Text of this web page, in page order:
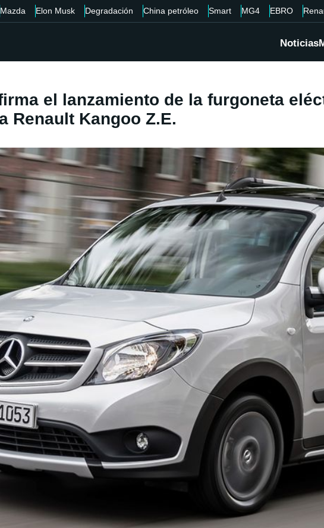
Mazda Elon Musk Degradación China petróleo Smart MG4 EBRO
Noticias
el lanzamiento de la furgoneta
Renault Kangoo Z.E.